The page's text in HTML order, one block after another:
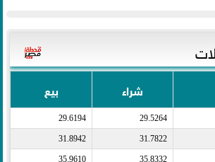
شراء بيع
29.5264
29.6194
31.7822
31.8942
35.8332
35.9610